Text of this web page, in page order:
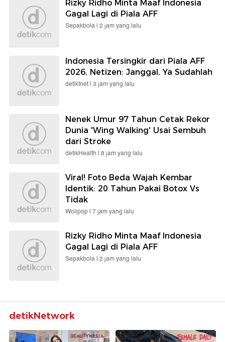
Rizky Ridho Minta Maaf Indonesia
Gagal Lagi di Piala AFF
Sepakbola | 2 jam yang lalu
Indonesia Tersingkir dari Piala AFF
2026, Netizen: Janggal, Ya Sudahlah
detikInet | 3 jam yang lalu
Nenek Umur 97 Tahun Cetak Rekor
Dunia 'Wing Walking' Usai Sembuh
dari Stroke
detikHealth | 8 jam yang lalu
Viral! Foto Beda Wajah Kembar
Identik: 20 Tahun Pakai Botox Vs
Tidak
Wolipop | 7 jam yang lalu
Rizky Ridho Minta Maaf Indonesia
Gagal Lagi di Piala AFF
Sepakbola | 2 jam yang lalu
detikNetwork